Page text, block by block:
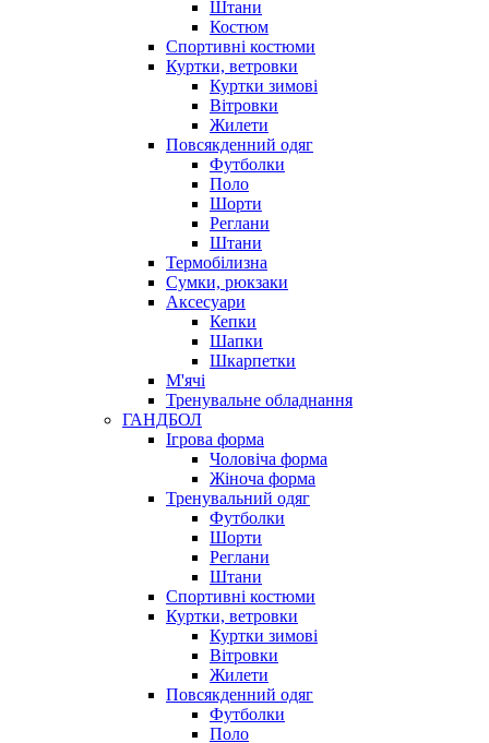
Штани
Костюм
Спортивні костюми
Куртки, ветровки
Куртки зимові
Вітровки
Жилети
Повсякденний одяг
Футболки
Поло
Шорти
Реглани
Штани
Термобілизна
Сумки, рюкзаки
Аксесуари
Кепки
Шапки
Шкарпетки
М'ячі
Тренувальне обладнання
ГАНДБОЛ
Ігрова форма
Чоловіча форма
Жіноча форма
Тренувальний одяг
Футболки
Шорти
Реглани
Штани
Спортивні костюми
Куртки, ветровки
Куртки зимові
Вітровки
Жилети
Повсякденний одяг
Футболки
Поло